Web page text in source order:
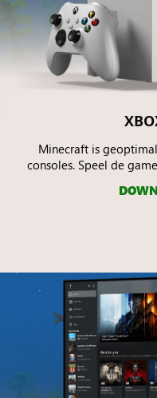
Minecraft is
consoles. Speel de